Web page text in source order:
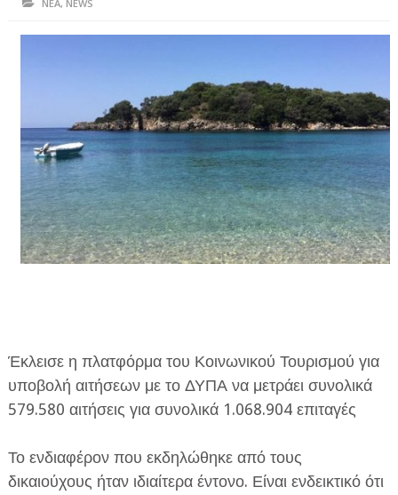
ΗΠΕΙΡΟΣ
ΙΩΑΝΝΙΝΑ
ΘΕΣΠΡΩΤΙΑ
ΙΟΝΙΑ ΝΗΣΙΑ
ΚΑΙ ΕΛΛΑΔΑ
ΥΓΕΙΑ-ΟΜΟΡΦΙΑ
ΤΕΧΝΟΛΟΓΙΑ
ΔΙΕΘΝΗ
ΝΕΑ, NEWS
Έκλεισε η πλατφόρμα του Κοινωνικού Τουρισμού για
υποβολή αιτήσεων με το ΔΥΠΑ να μετράει συνολικά
579.580 αιτήσεις για συνολικά 1.068.904 επιταγές
Το ενδιαφέρον που εκδηλώθηκε από τους
δικαιούχους ήταν ιδιαίτερα έντονο. Είναι ενδεικτικό ότι